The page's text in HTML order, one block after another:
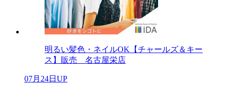
明るい髪色・ネイルOK【チャールズ＆キー
ス】販売 名古屋栄店
07月24日UP